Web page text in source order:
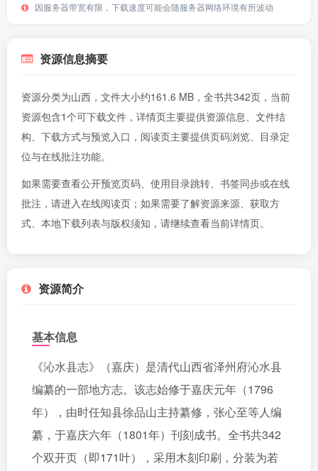
因服务器带宽有限，下载速度可能会随服务器网络环境有所波动
资源信息摘要
资源分类为山西，文件大小约161.6 MB，全书共342页，当前
资源包含1个可下载文件，详情页主要提供资源信息、文件结
构、下载方式与预览入口，阅读页主要提供页码浏览、目录定
位与在线批注功能。
如果需要查看公开预览页码、使用目录跳转、书签同步或在线
批注，请进入在线阅读页 ；如果需要了解资源来源、获取方
式、本地下载列表与版权须知，请继续查看当前详情页。
资源简介
基本信息
《沁水县志》（嘉庆）是清代山西省泽州府沁水县
编纂的一部地方志。该志始修于嘉庆元年（1796
年），由时任知县徐品山主持纂修，张心至等人编
纂，于嘉庆六年（1801年）刊刻成书。全书共342
个双开页（即171叶），采用木刻印刷，分装为若